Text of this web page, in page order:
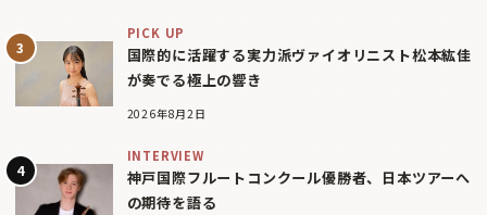
PICK UP
国際的に活躍する実力派ヴァイオリニスト松本紘佳
が奏でる極上の響き
2026年8月2日
INTERVIEW
神戸国際フルートコンクール優勝者、日本ツアーへ
の期待を語る